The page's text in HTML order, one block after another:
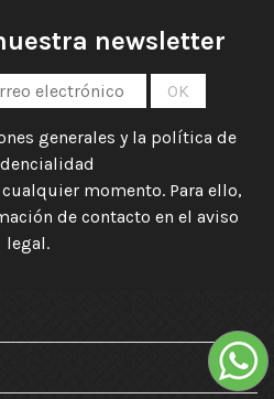
newsletter
generales y la política de
momento. Para ello,
de contacto en el aviso
legal.